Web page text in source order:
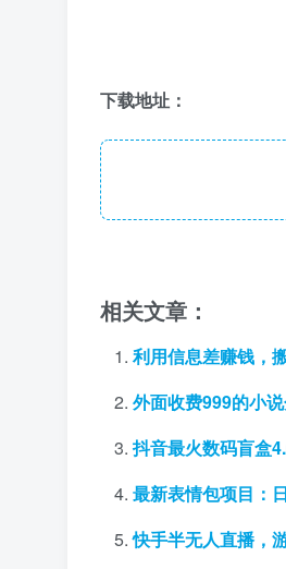
下载地址：
相关文章：
利用信息差赚钱，
外面收费999的小
抖音最火数码盲盒
最新表情包项目：
快手半无人直播，